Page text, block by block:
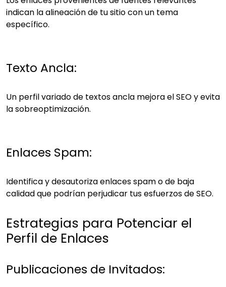
indican la alineación de tu sitio con un tema
específico.
Texto Ancla:
Un perfil variado de textos ancla mejora el SEO y evita
la sobreoptimización.
Enlaces Spam:
Identifica y desautoriza enlaces spam o de baja
calidad que podrían perjudicar tus esfuerzos de SEO.
Estrategias para Potenciar el
Perfil de Enlaces
Publicaciones de Invitados: